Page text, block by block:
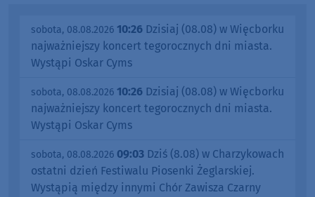
sobota, 08.08.2026 10:26 Dzisiaj (08.08) w Więcborku
najważniejszy koncert tegorocznych dni miasta.
Wystąpi Oskar Cyms
sobota, 08.08.2026 10:26 Dzisiaj (08.08) w Więcborku
najważniejszy koncert tegorocznych dni miasta.
Wystąpi Oskar Cyms
sobota, 08.08.2026 09:03 Dziś (8.08) w Charzykowach
ostatni dzień Festiwalu Piosenki Żeglarskiej.
Wystąpią między innymi Chór Zawisza Czarny